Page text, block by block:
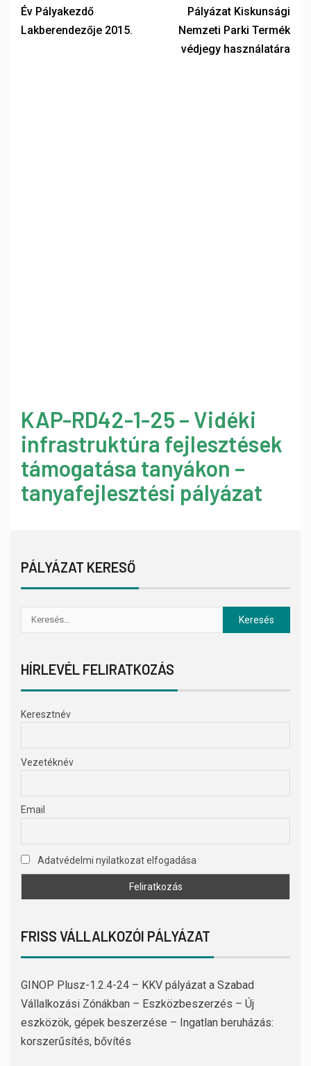
Év Pályakezdő
Lakberendezője 2015.
Pályázat Kiskunsági
Nemzeti Parki Termék
védjegy használatára
KAP-RD42-1-25 – Vidéki
infrastruktúra fejlesztések
támogatása tanyákon –
tanyafejlesztési pályázat
PÁLYÁZAT KERESŐ
HÍRLEVÉL FELIRATKOZÁS
Keresztnév
Vezetéknév
Email
Adatvédelmi nyilatkozat elfogadása
FRISS VÁLLALKOZÓI PÁLYÁZAT
GINOP Plusz-1.2.4-24 – KKV pályázat a Szabad
Vállalkozási Zónákban – Eszközbeszerzés – Új
eszközök, gépek beszerzése – Ingatlan beruházás:
korszerűsítés, bővítés